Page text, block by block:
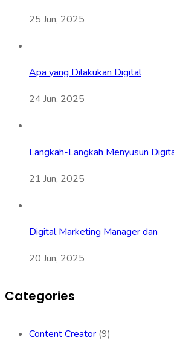
25 Jun, 2025
Apa yang Dilakukan Digital
24 Jun, 2025
Langkah-Langkah Menyusun
21 Jun, 2025
Digital Marketing Manager dan
20 Jun, 2025
Categories
Content Creator (9)